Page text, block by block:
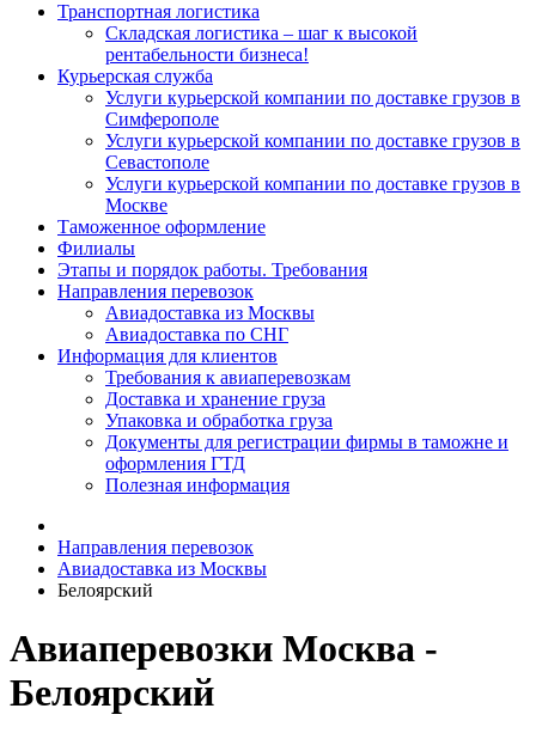
Транспортная логистика
Складская логистика – шаг к высокой
рентабельности бизнеса!
Курьерская служба
Услуги курьерской компании по доставке грузов в
Симферополе
Услуги курьерской компании по доставке грузов в
Севастополе
Услуги курьерской компании по доставке грузов в
Москве
Таможенное оформление
Филиалы
Этапы и порядок работы. Требования
Направления перевозок
Авиадоставка из Москвы
Авиадоставка по СНГ
Информация для клиентов
Требования к авиаперевозкам
Доставка и хранение груза
Упаковка и обработка груза
Документы для регистрации фирмы в таможне и
оформления ГТД
Полезная информация
Направления перевозок
Авиадоставка из Москвы
Белоярский
Авиаперевозки Москва -
Белоярский